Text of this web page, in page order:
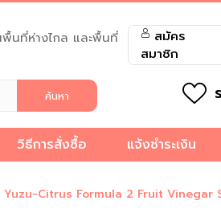
นที่ห่างไกล และพื้นที่
สมัคร
สมาชิก
วิธีการสั่งซื้อ แจ้งชำระเงิน
Citrus Formula 2 Fruit Vinegar